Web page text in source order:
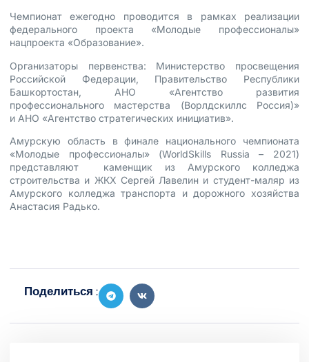
Чемпионат ежегодно проводится в рамках реализации
федерального проекта «Молодые профессионалы»
нацпроекта «Образование».
Организаторы первенства: Министерство просвещения
Российской Федерации, Правительство Республики
Башкортостан, АНО «Агентство развития
профессионального мастерства (Ворлдскиллс Россия)»
и АНО «Агентство стратегических инициатив».
Амурскую область в финале национального чемпионата
«Молодые профессионалы» (WorldSkills Russia – 2021)
представляют каменщик из Амурского колледжа
строительства и ЖКХ Сергей Лавелин и студент-маляр из
Амурского колледжа транспорта и дорожного хозяйства
Анастасия Радько.
Поделиться :